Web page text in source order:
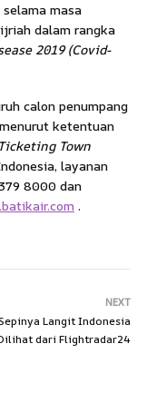
masa
dalam rangka
2019 (Covid-
calon penumpang
ketentuan
Town
layanan
8000 dan
.
NEXT
Langit Indonesia
dari Flightradar24